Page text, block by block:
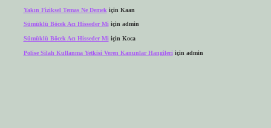
Yakın Fiziksel Temas Ne Demek için Kaan
Sümüklü Böcek Acı Hisseder Miiçin admin
Sümüklü Böcek Acı Hisseder Mi için Koca
Polise Silah Kullanma Yetkisi Veren Kanunlar Hangileri için admin